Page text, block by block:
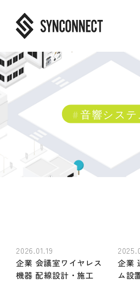
音響システ
2026.01.19
企業 会議室ワイヤレス
機器 配線設計・施工
企業
ム設